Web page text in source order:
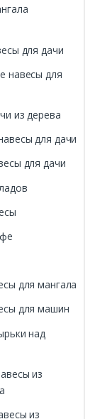
для дачи
навесы для
из дерева
для дачи
для дачи
для мангала
для машин
над
из
из